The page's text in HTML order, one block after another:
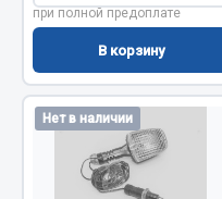
Коробка передач
Коробка передач ZF
при полной предоплате
В корзину
Нет в наличии